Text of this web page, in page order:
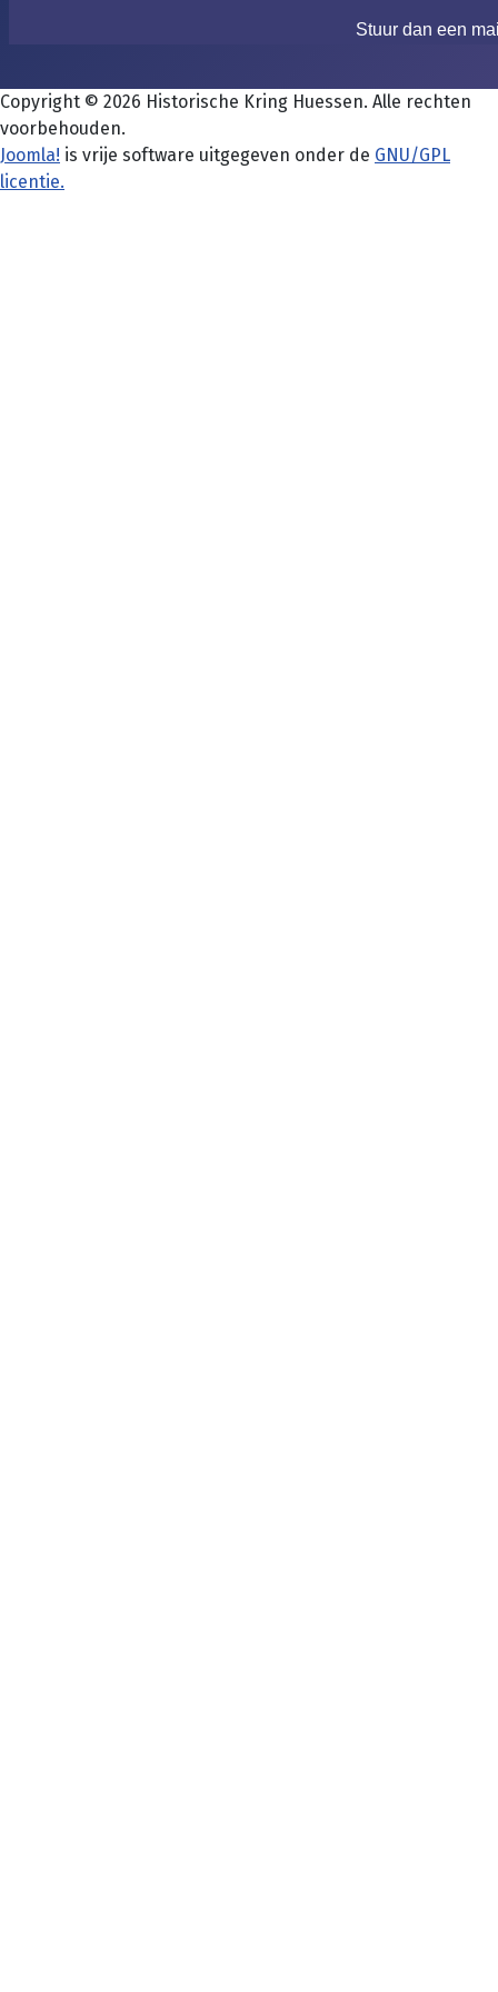
Stuur dan een
Copyright © 2026 Historische Kring Huessen. Alle rechten
voorbehouden.
Joomla! is vrije software uitgegeven onder de GNU/GPL
licentie.